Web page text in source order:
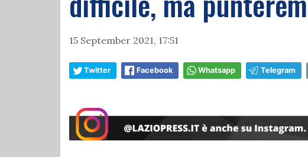
15 September 2021, 17:51
Twitter Facebook Whatsapp Telegram